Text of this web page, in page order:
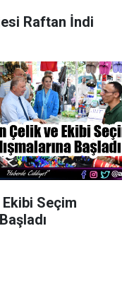
Raftan İndi
Seçim